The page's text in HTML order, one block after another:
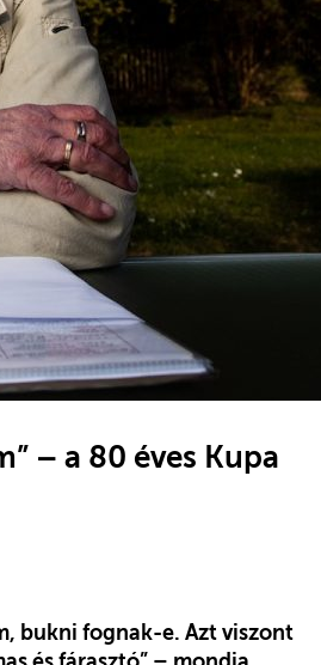
– a 80 éves Kupa
bukni fognak-e. Azt viszont